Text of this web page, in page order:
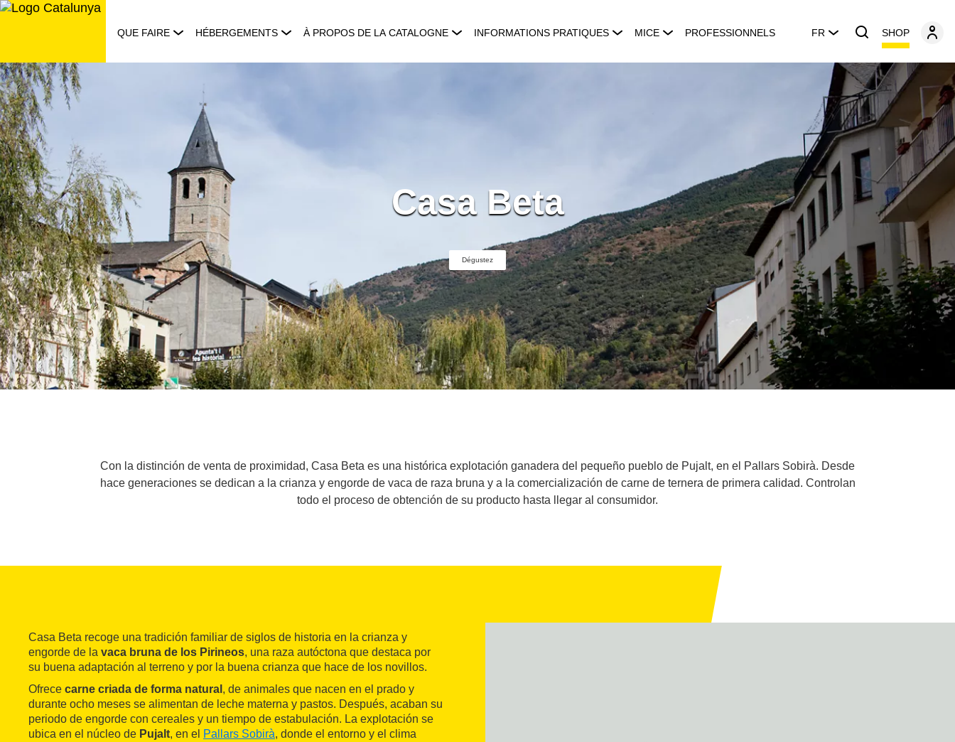
Aller
QUE FAIRE HÉBERGEMENTS À PROPOS DE LA CATALOGNE INFORMATIONS PRATIQUES MICE PROFESSIONNELS FR SHOP
Casa Beta
Dégustez
Con la distinción de venta de proximidad, Casa Beta es una histórica explotación ganadera del pequeño pueblo de Pujalt, en el Pallars Sobirà. Desde
hace generaciones se dedican a la crianza y engorde de vaca de raza bruna y a la comercialización de carne de ternera de primera calidad. Controlan
todo el proceso de obtención de su producto hasta llegar al consumidor.
Casa Beta recoge una tradición familiar de siglos de historia en la crianza y
engorde de la vaca bruna de los Pirineos, una raza autóctona que destaca por
su buena adaptación al terreno y por la buena crianza que hace de los novillos.
Ofrece carne criada de forma natural , de animales que nacen en el prado y
durante ocho meses se alimentan de leche materna y pastos. Después, acaban su
periodo de engorde con cereales y un tiempo de estabulación. La explotación se
ubica en el núcleo de Pujalt, en el Pallars Sobirà, donde el entorno y el clima